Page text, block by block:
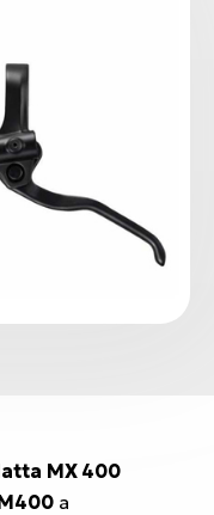
MX 400
a